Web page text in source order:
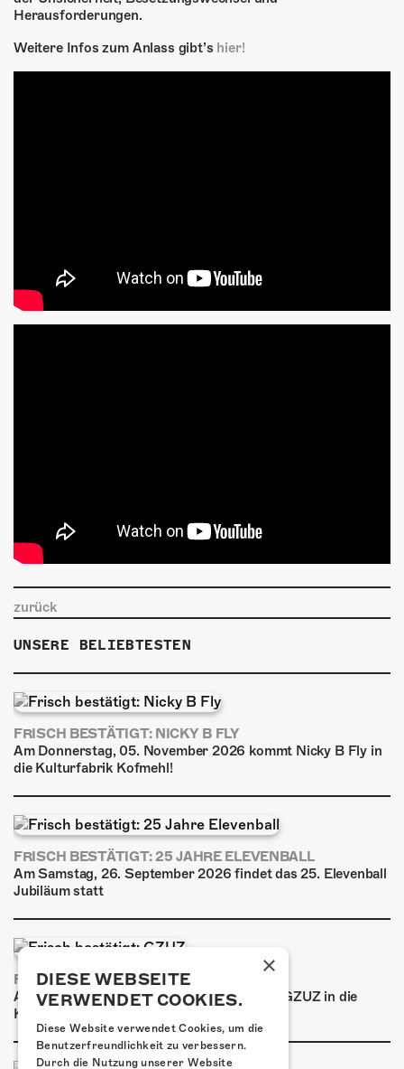
Herausforderungen.
Weitere Infos zum Anlass gibt’s hier!
zurück
UNSERE BELIEBTESTEN
FRISCH BESTÄTIGT: NICKY B FLY
Am Donnerstag, 05. November 2026 kommt Nicky B Fly in
die Kulturfabrik Kofmehl!
FRISCH BESTÄTIGT: 25 JAHRE ELEVENBALL
Am Samstag, 26. September 2026 findet das 25. Elevenball
Jubiläum statt
FRISCH BESTÄTIGT: GZUZ
Am Donnerstag, 29. Oktober 2026 kommt GZUZ in die
Kulturfabrik Kofmehl!
×
DIESE WEBSEITE
VERWENDET COOKIES.
Diese Website verwendet Cookies, um die
Benutzerfreundlichkeit zu verbessern.
Durch die Nutzung unserer Website